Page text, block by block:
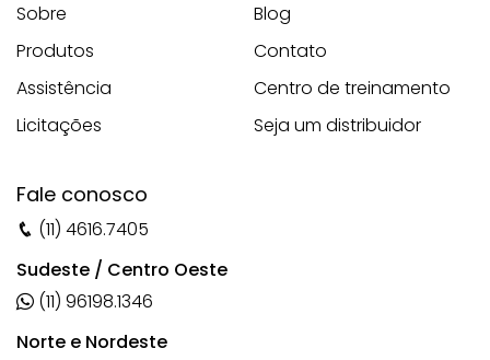
Sobre
Produtos
Assistência
Licitações
Blog
Contato
Centro de treinamento
Seja um distribuidor
Fale conosco
(11) 4616.7405
Sudeste / Centro Oeste
(11) 96198.1346
Norte e Nordeste